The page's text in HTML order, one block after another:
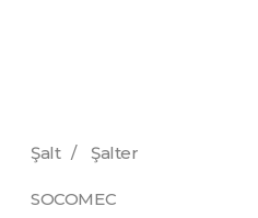
Şalt / Şalter
SOCOMEC